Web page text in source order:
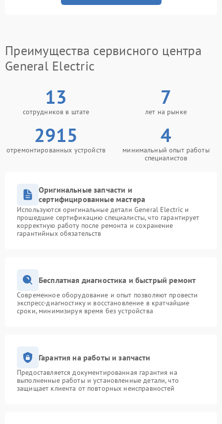
Преимущества сервисного центра
General Electric
13
сотрудников в штате
7
лет на рынке
2915
отремонтированных устройств
4
минимальный опыт работы
специалистов
Оригинальные запчасти и
сертифицированные мастера
Используются оригинальные детали General Electric и
прошедшие сертификацию специалисты, что гарантирует
корректную работу после ремонта и сохранение
гарантийных обязательств
Бесплатная диагностика и быстрый ремонт
Современное оборудование и опыт позволяют провести
экспресс-диагностику и восстановление в кратчайшие
сроки, минимизируя время без устройства
Гарантия на работы и запчасти
Предоставляется документированная гарантия на
выполненные работы и установленные детали, что
защищает клиента от повторных неисправностей